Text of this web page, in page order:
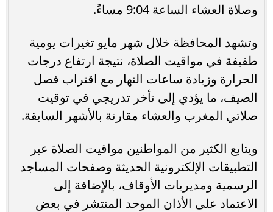
وصلاة العشاء الساعة 9:04 مساءً.
وتشهد المحافظة خلال شهر مايو تغيرات يومية
طفيفة في مواقيت الصلاة، نتيجة ارتفاع درجات
الحرارة وزيادة ساعات النهار مع اقتراب فصل
الصيف، ما يؤدي إلى تأخر تدريجي في توقيت
صلاتي المغرب والعشاء مقارنة بالأشهر السابقة.
ويتابع الكثير من المواطنين مواقيت الصلاة عبر
التطبيقات الإلكترونية الحديثة وصفحات المساجد
الرسمية ومديريات الأوقاف، بالإضافة إلى
الاعتماد على الأذان الموحد المنتشر في بعض